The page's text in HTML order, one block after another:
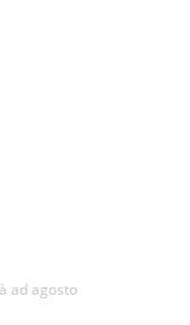
ad agosto